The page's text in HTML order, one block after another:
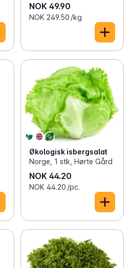
NOK 49.90
NOK 249.50 /kg
Økologisk isbergsalat
Norge, 1 stk, Hørte Gård
NOK 44.20
NOK 44.20 /pc.